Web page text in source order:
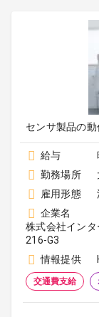
センサ製品の
給与
勤務場所
雇用形態
企業名
株式会社イン
216-G3
情報提供
交通費支給